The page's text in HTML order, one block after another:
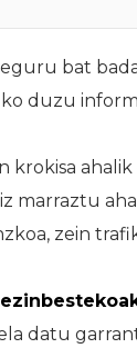
bat
duzu
krokisa
marraztu
zein
datu